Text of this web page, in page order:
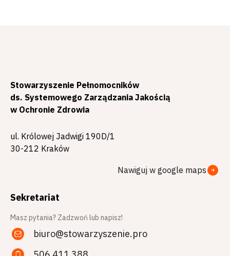
Stowarzyszenie Pełnomocników
ds. Systemowego Zarządzania Jakością
w Ochronie Zdrowia
ul. Królowej Jadwigi 190D/1
30-212 Kraków
Nawiguj w google maps
Sekretariat
Masz pytania? Zadzwoń lub napisz!
biuro@stowarzyszenie.pro